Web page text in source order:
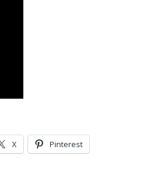
X Pinterest